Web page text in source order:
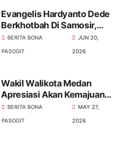
Evangelis Hardyanto Dede
Berkhotbah Di Samosir,
Bupati Pembangunan
Infrastruktur Dan Rohani
BERITA BONA
PASOGIT
JUN 20,
2026
Wakil Walikota Medan
Apresiasi Akan Kemajuan
Kabupaten Samosir,
Khususnya Di Sektor
BERITA BONA
PASOGIT
MAY 27,
2026